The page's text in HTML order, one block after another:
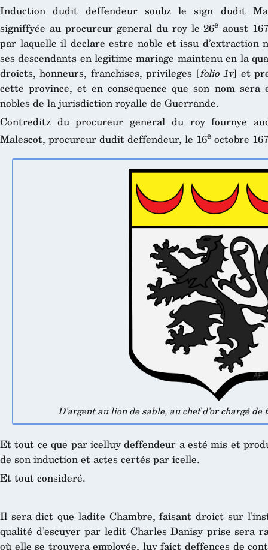
Induction dudit deffendeur soubz le sign dudit
signiffyée au procureur general du roy le 26e aoust
par laquelle il declare estre noble et issu d’extraction
ses descendants en legitime mariage maintenu en la
droicts, honneurs, franchises, privileges [folio 1v] et
cette province, et en consequence que son nom
nobles de la jurisdiction royalle de Guerrande.
Contreditz du procureur general du roy fournye
Malescot, procureur dudit deffendeur, le 16e octobre
D’argent au lion de sable, au chef d’or chargé
Et tout ce que par icelluy deffendeur a esté mis et
de son induction et actes certés par icelle.
Et tout consideré.
Il sera dict que ladite Chambre, faisant droict sur
qualité d’escuyer par ledit Charles Danisy prise sera
où elle se trouvera employée, luy faict deffences de